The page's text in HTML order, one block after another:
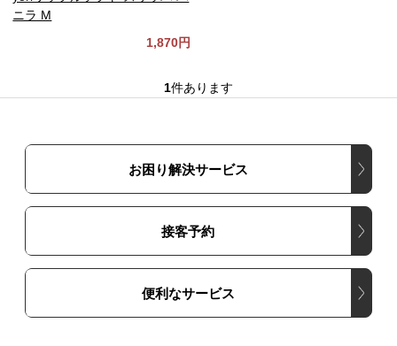
ニラ M
1,870円
1件あります
お困り解決サービス
接客予約
便利なサービス